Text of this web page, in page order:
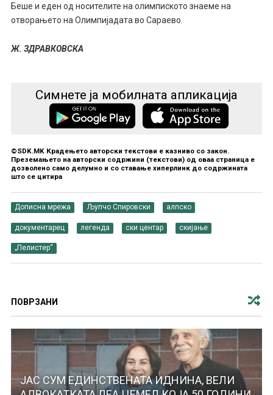
Беше и еден од носителите на олимпиското знаеме на
отворањето на Олимпијадата во Сараево.
Ж. ЗДРАВКОВСКА
Симнете ја мобилната апликација
©SDK.MK Крадењето авторски текстови е казниво со закон.
Преземањето на авторски содржини (текстови) од оваа страница е
дозволено само делумно и со ставање хиперлинк до содржината
што се цитира
Дописна мрежа Љупчо Спировски алпско
документарец легенда ски центар скијање
„Пелистер“
ПОВРЗАНИ
ЈАС СУМ ЕДИНСТВЕНАТА ИДНИНА, ВЕЛИ